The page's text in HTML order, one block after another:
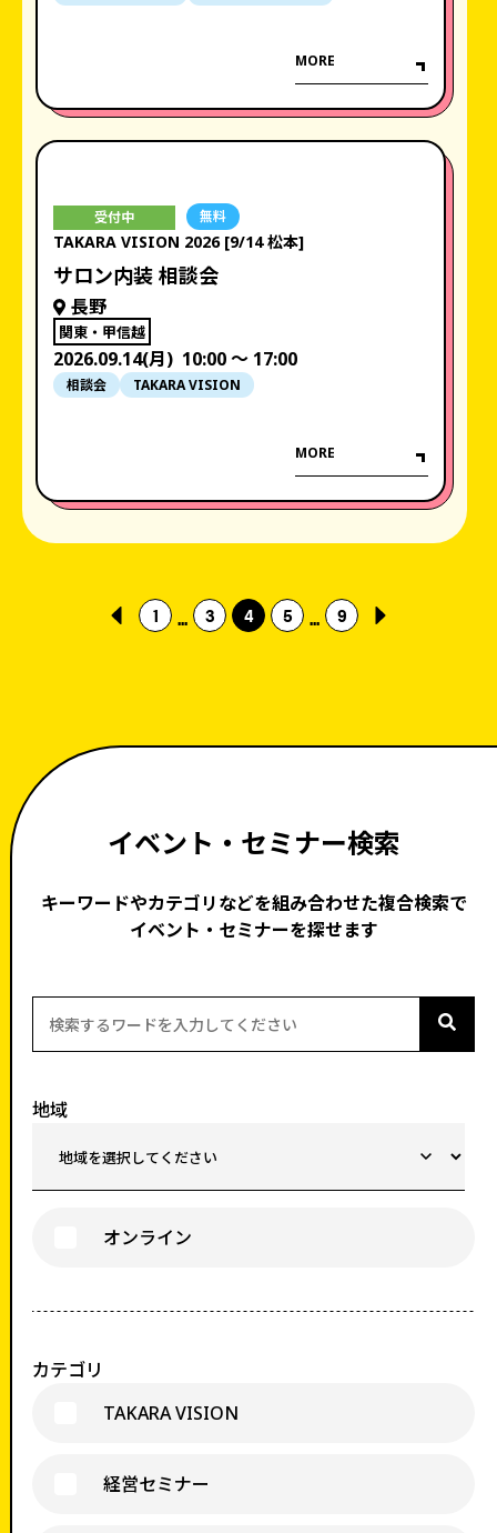
MORE
受付中 無料
TAKARA VISION 2026 [9/14 松本]
サロン内装 相談会
長野
関東・甲信越
2026.09.14(月) 10:00 〜 17:00
相談会 TAKARA VISION
MORE
1 ... 3 4 5 ... 9
イベント・セミナー検索
キーワードやカテゴリなどを組み合わせた複合検索で
イベント・セミナーを探せます
地域
オンライン
カテゴリ
TAKARA VISION
経営セミナー